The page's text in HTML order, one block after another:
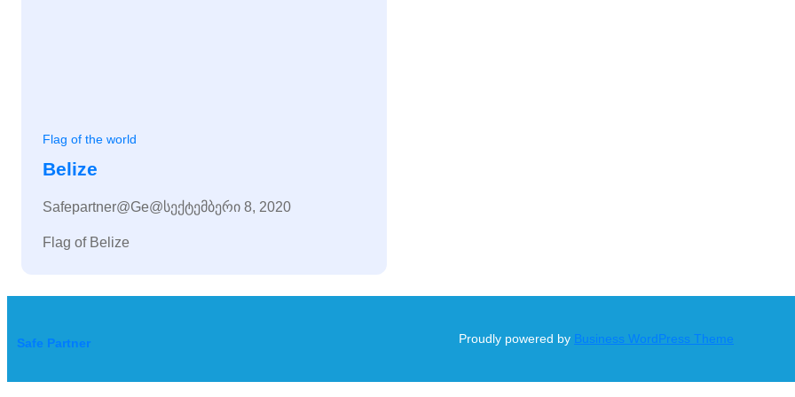
Flag of the world
Belize
Safepartner@ge@სექტემბერი 8, 2020
Flag of Belize
Safe Partner Proudly powered by Business WordPress Theme